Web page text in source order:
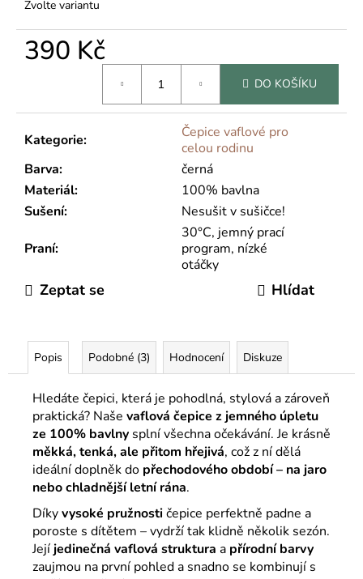
Zvolte variantu
390 Kč
DO KOŠÍKU
Kategorie:
Čepice vaflové pro
celou rodinu
Barva:
černá
Materiál:
100% bavlna
Sušení: Nesušit v sušičce!
Praní:
30°C, jemný prací
program, nízké
otáčky
Zeptat se Hlídat
Popis Podobné (3) Hodnocení Diskuze
Hledáte čepici, která je pohodlná, stylová a zároveň
praktická? Naše vaflová čepice z jemného úpletu
ze 100% bavlny splní všechna očekávání. Je krásně
měkká, tenká, ale přitom hřejivá, což z ní dělá
ideální doplněk do přechodového období – na jaro
nebo chladnější letní rána.
Díkyvysoké pružnostičepice perfektně padne a
poroste s dítětem – vydrží tak klidně několik sezón.
Její jedinečná vaflová struktura a přírodní barvy
zaujmou na první pohled a snadno se kombinují s